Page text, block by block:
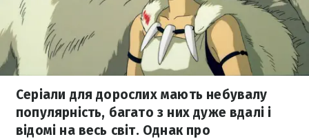
Серіали для дорослих мають небувалу
популярність, багато з них дуже вдалі і
відомі на весь світ. Однак про